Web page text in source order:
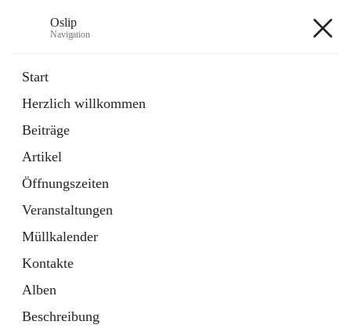
Oslip
Navigation
Start
Herzlich willkommen
Beiträge
Artikel
Öffnungszeiten
Veranstaltungen
Müllkalender
Kontakte
Alben
Beschreibung
Externe Webseite
in
Tab
Bundeskanzleramt Österreich
Externe Webseite
öffnet
in
neuem
Tab